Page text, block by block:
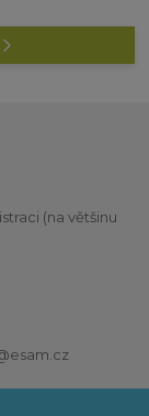
(na většinu